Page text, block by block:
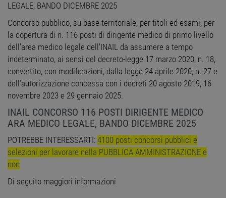
LEGALE, BANDO DICEMBRE 2025
Concorso pubblico, su base territoriale, per titoli ed esami, per
la copertura di n. 116 posti di dirigente medico di primo livello
dell’area medico legale dell’INAIL da assumere a tempo
indeterminato, ai sensi del decreto-legge 17 marzo 2020, n. 18,
convertito, con modificazioni, dalla legge 24 aprile 2020, n. 27 e
dell’autorizzazione concessa con i decreti 20 agosto 2019, 16
novembre 2023 e 29 gennaio 2025.
INAIL CONCORSO 116 POSTI DIRIGENTE MEDICO
ARA MEDICO LEGALE, BANDO DICEMBRE 2025
POTREBBE INTERESSARTI: 4100 posti concorsi pubblici e
selezioni per lavorare nella PUBBLICA AMMINISTRAZIONE e
non
Di seguito maggiori informazioni